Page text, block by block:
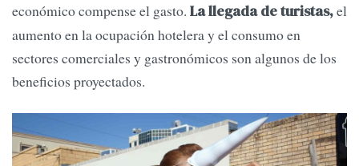
económico compense el gasto. La llegada de turistas,el
aumento en la ocupación hotelera y el consumo en
sectores comerciales y gastronómicos son algunos de los
beneficios proyectados.